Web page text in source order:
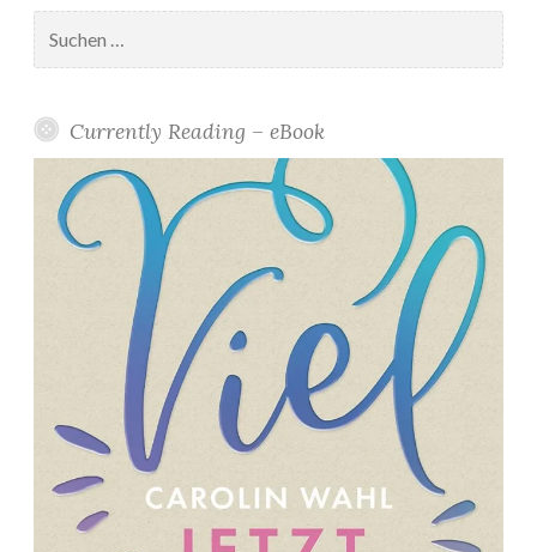
nach:
Currently Reading – eBook